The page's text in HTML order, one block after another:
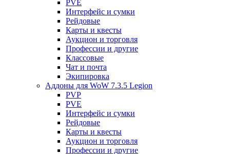
PVE
Интерфейс и сумки
Рейдовые
Карты и квесты
Аукцион и торговля
Профессии и другие
Классовые
Чат и почта
Экипировка
Аддоны для WoW 7.3.5 Legion
PVP
PVE
Интерфейс и сумки
Рейдовые
Карты и квесты
Аукцион и торговля
Профессии и другие